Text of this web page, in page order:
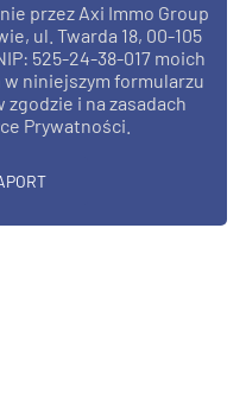
przez Axi Immo Group
ul. Twarda 18, 00-105
525-24-38-017 moich
niniejszym formularzu
i na zasadach
Prywatności.